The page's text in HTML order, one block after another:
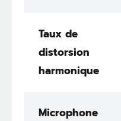
Taux de
distorsion
harmonique
Microphone